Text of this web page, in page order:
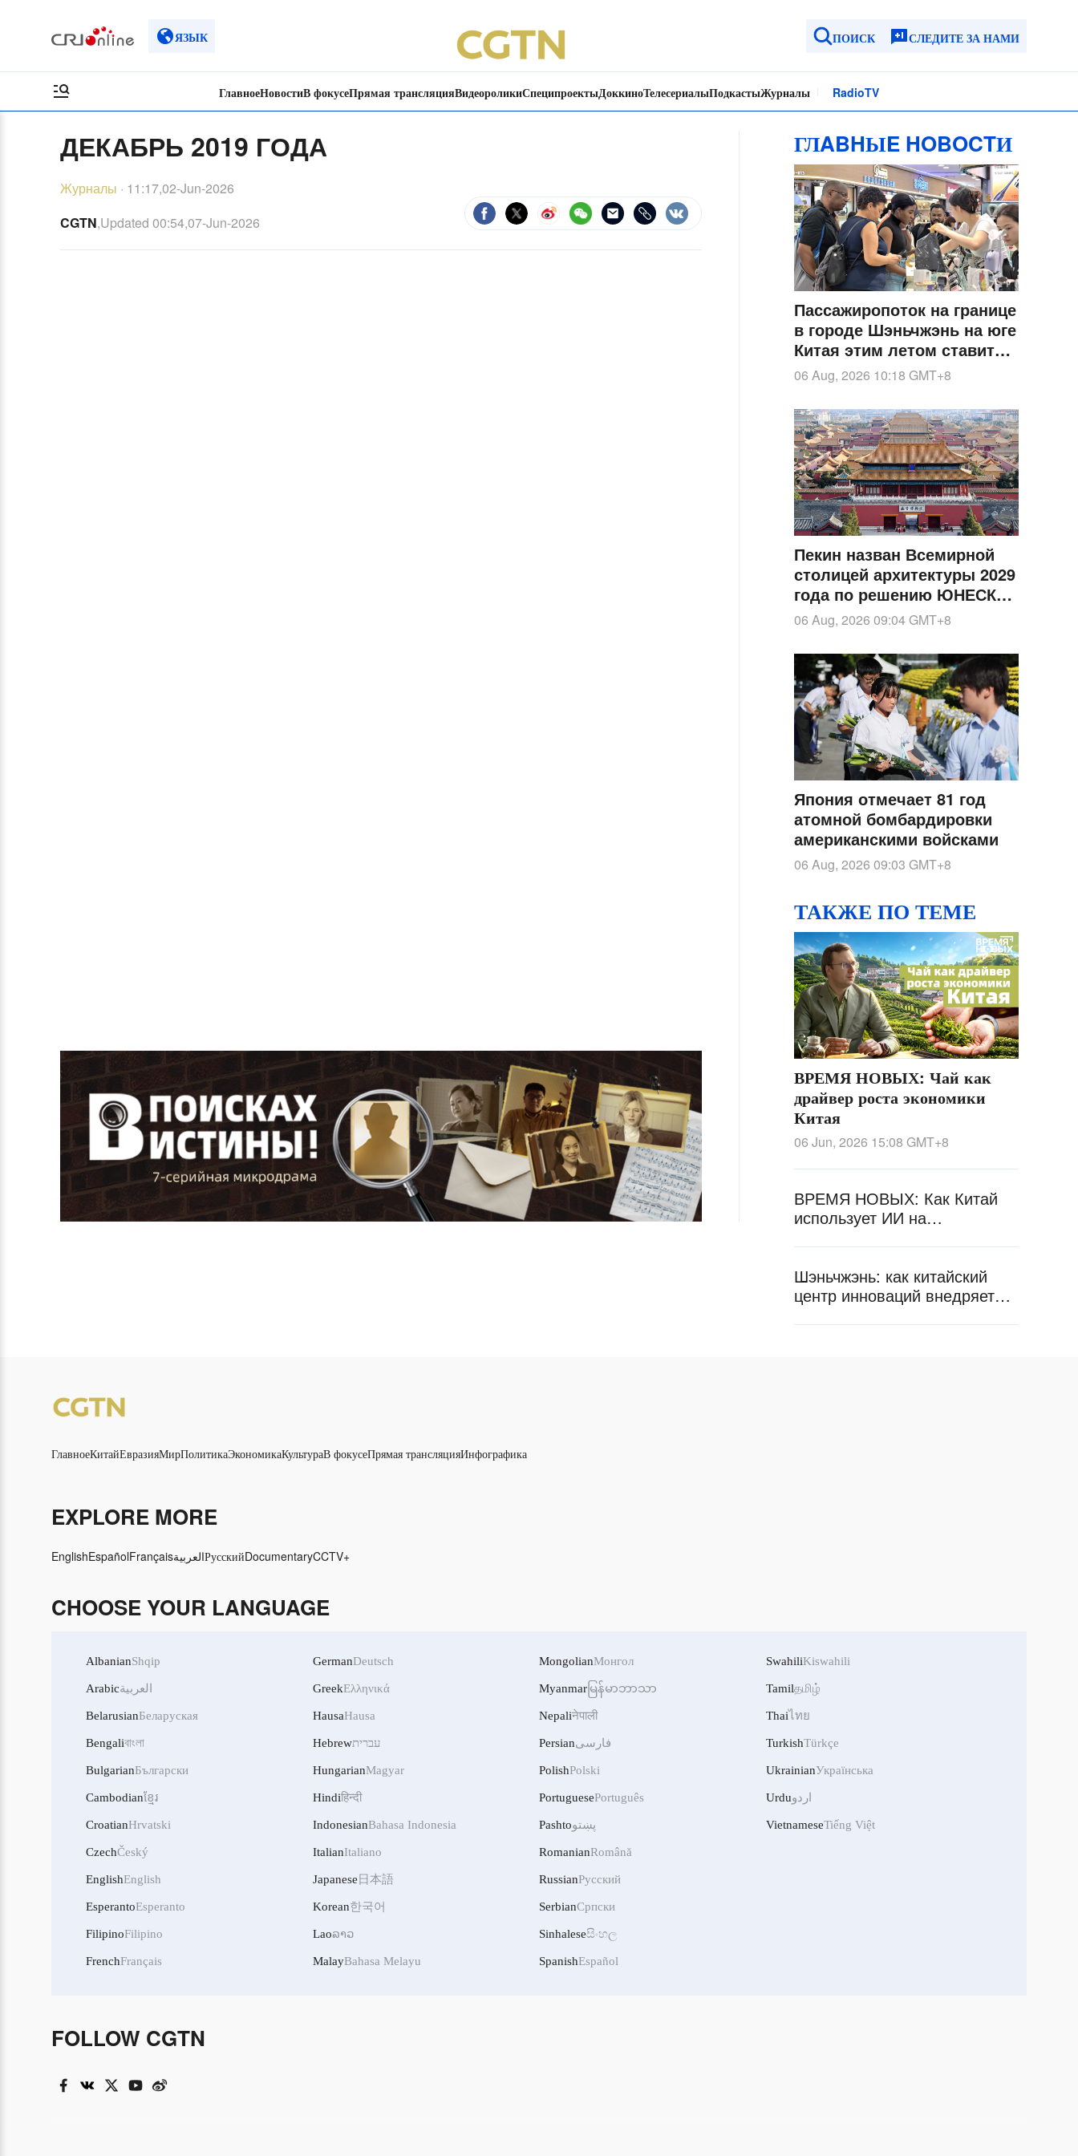
ЯЗЫК ПОИСК СЛЕДИТЕ ЗА НАМИ
ГлавноеНовостиВ фокусеПрямая трансляцияВидеороликиСпеципроектыДоккиноТелесериалыПодкастыЖурналы RadioTV
ДЕКАБРЬ 2019 ГОДА
Журналы · 11:17,02-Jun-2026
CGTN,Updated 00:54,07-Jun-2026
ГЛABHЫE HOBOCTИ
Пассажиропоток на границе
в городе Шэньчжэнь на юге
Китая этим летом ставит
рекорды
06 Aug, 2026 10:18 GMT+8
Пекин назван Всемирной
столицей архитектуры 2029
года по решению ЮНЕСКО
и Международного союза
архитекторов
06 Aug, 2026 09:04GMT+8
Япония отмечает 81 год
атомной бомбардировки
американскими войсками
06 Aug, 2026 09:03 GMT+8
ТАКЖЕ ПО ТЕМЕ
ВРЕМЯ НОВЫХ: Чай как
драйвер роста экономики
Китая
06 Jun, 2026 15:08 GMT+8
ВРЕМЯ НОВЫХ: Как Китай
использует ИИ на
Шэньчжэнь: как китайский
центр инноваций внедряет
ГлавноеКитайЕвразияМирПолитикаЭкономикаКультураВ фокусеПрямая трансляцияИнфографика
EXPLORE MORE
EnglishEspañolFrançaisالعربيةРусскийDocumentaryCCTV+
CHOOSE YOUR LANGUAGE
AlbanianShqip
Arabicالعربية
BelarusianБеларуская
Bengaliবাংলা
BulgarianБългарски
Cambodianខ្មែរ
CroatianHrvatski
CzechČeský
EnglishEnglish
EsperantoEsperanto
FilipinoFilipino
FrenchFrançais
GermanDeutsch
GreekΕλληνικά
HausaHausa
Hebrewעברית
HungarianMagyar
Hindiहिन्दी
IndonesianBahasa Indonesia
ItalianItaliano
Japanese 日本語
Korean한국어
Laoລາວ
MalayBahasa Melayu
MongolianМонгол
Myanmar မြန်မာဘာသာ
Nepaliनेपाली
Persianفارسی
PolishPolski
PortuguesePortuguês
Pashtoپښتو
RomanianRomână
RussianРусский
SerbianСрпски
Sinhaleseසිංහල
SpanishEspañol
SwahiliKiswahili
Tamilதமிழ்
Thaiไทย
TurkishTürkçe
UkrainianУкраїнська
Urduاردو
VietnameseTiếng Việt
FOLLOW CGTN